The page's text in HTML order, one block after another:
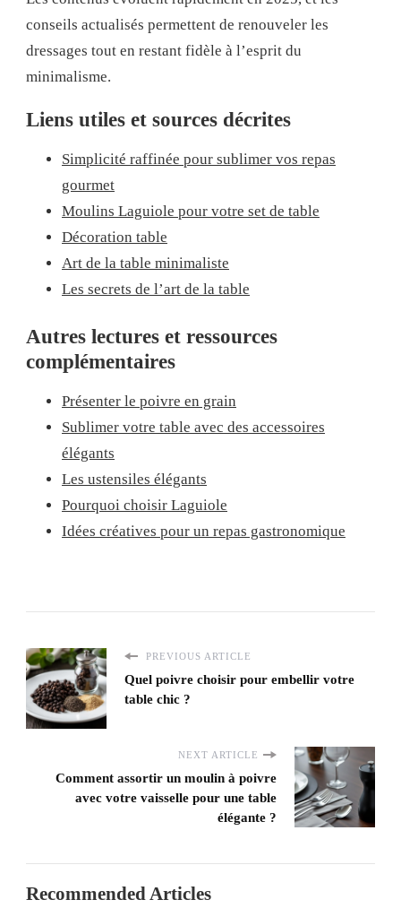
conseils actualisés permettent de renouveler les
dressages tout en restant fidèle à l’esprit du
minimalisme.
Liens utiles et sources décrites
Simplicité raffinée pour sublimer vos repas
gourmet
Moulins Laguiole pour votre set de table
Décoration table
Art de la table minimaliste
Les secrets de l’art de la table
Autres lectures et ressources
complémentaires
Présenter le poivre en grain
Sublimer votre table avec des accessoires
élégants
Les ustensiles élégants
Pourquoi choisir Laguiole
Idées créatives pour un repas gastronomique
PREVIOUS ARTICLE
Quel poivre choisir pour embellir votre
table chic ?
NEXT ARTICLE
Comment assortir un moulin à poivre
avec votre vaisselle pour une table
élégante ?
Recommended Articles